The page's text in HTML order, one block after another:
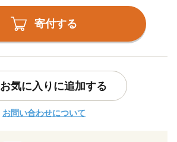
寄付する
お気に入りに追加する
お問い合わせについて